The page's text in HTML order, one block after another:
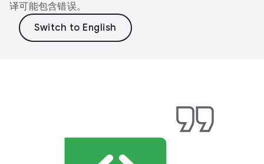
译可能包含错误。